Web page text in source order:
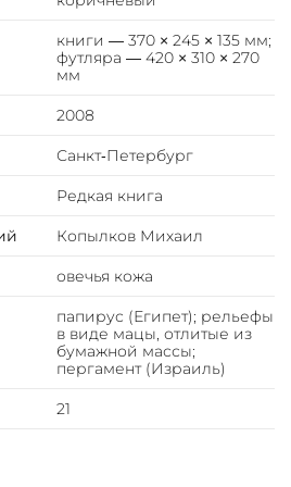
— но и в выбранных
в которых отразились
исполненные сакрального
издания включает
на
английский, немецкий,
и итальянский.
— это собрание
которые, согласно
Богом на горе Синай
книги — 370 × 245 × 135 мм;
футляра — 420 × 310 × 270
мм
2008
Санкт‑Петербург
Редкая книга
Копылков Михаил
овечья кожа
папирус (Египет); рельефы
в виде мацы, отлитые из
бумажной массы;
пергамент (Израиль)
21